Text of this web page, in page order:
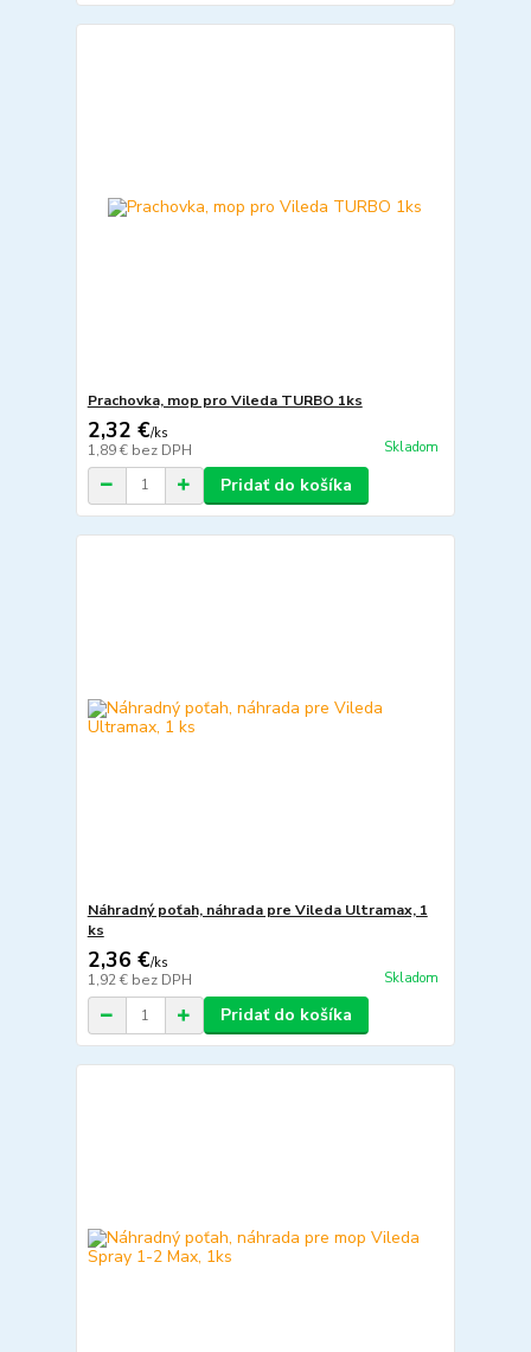
Prachovka, mop pro Vileda TURBO 1ks
2,32 €/ks
1,89 € bez DPH Skladom
Pridať do košíka
Náhradný poťah, náhrada pre Vileda Ultramax, 1
ks
2,36 €/ks
1,92 € bez DPH Skladom
Pridať do košíka